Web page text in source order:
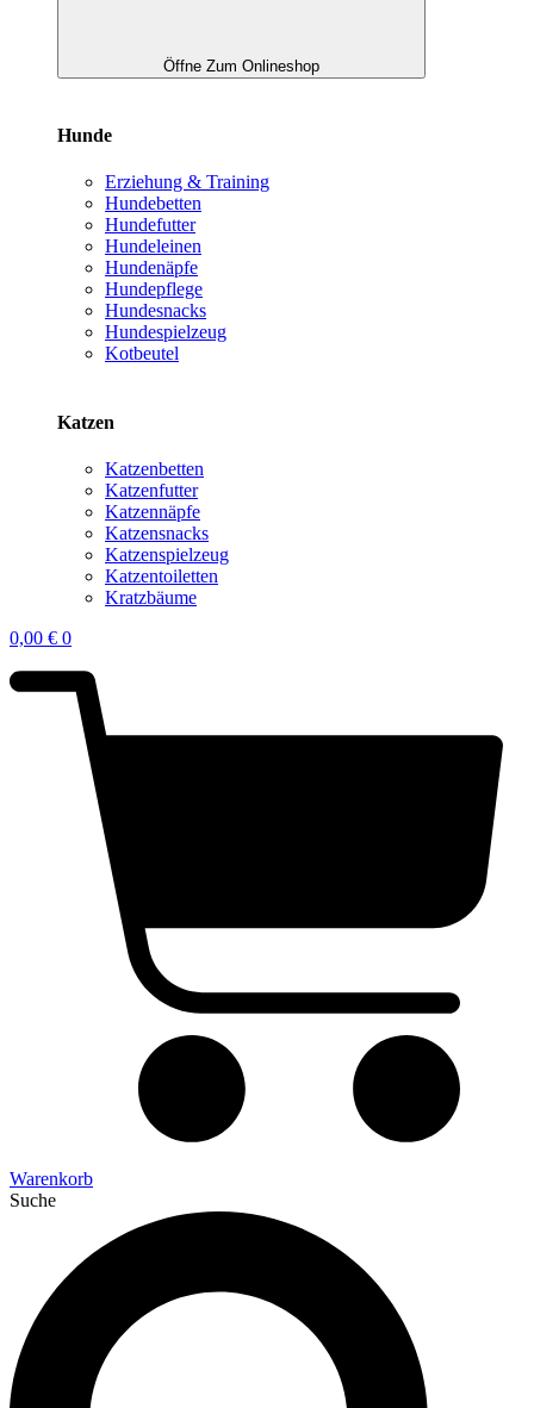
Öffne Zum Onlineshop
Hunde
Erziehung & Training
Hundebetten
Hundefutter
Hundeleinen
Hundenäpfe
Hundepflege
Hundesnacks
Hundespielzeug
Kotbeutel
Katzen
Katzenbetten
Katzenfutter
Katzennäpfe
Katzensnacks
Katzenspielzeug
Katzentoiletten
Kratzbäume
0,00 € 0
Warenkorb
Suche